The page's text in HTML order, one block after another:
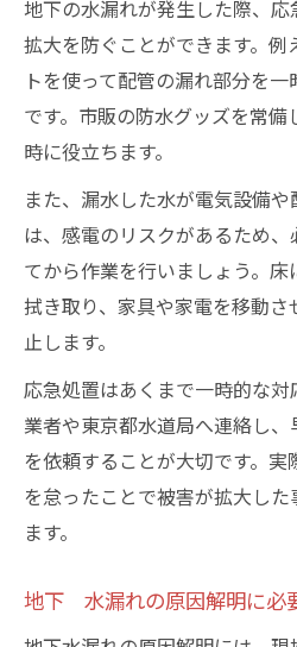
地下の水漏れが発生した際、
拡大を防ぐことができます。例
トを使って配管の漏れ部分を
です。市販の防水グッズを常備
時に役立ちます。
また、漏水した水が電気設備
は、感電のリスクがあるため
てから作業を行いましょう。
拭き取り、家具や家電を移動
止します。
応急処置はあくまで一時的な
業者や東京都水道局へ連絡し
を依頼することが大切です。
を怠ったことで被害が拡大し
ます。
地下 水漏れの原因解明に必